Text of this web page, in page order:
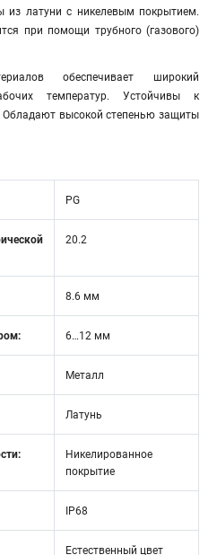
латуни с никелевым покрытием.
при помощи трубного (газового)
обеспечивает широкий
температур. Устойчивы к
Обладают высокой степенью защиты
PG
20.2
8.6 мм
6…12 мм
Металл
Латунь
Никелированное
покрытие
IP68
Естественный цвет